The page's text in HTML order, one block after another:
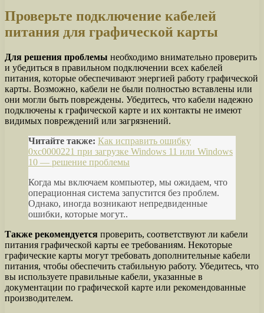
Проверьте подключение кабелей
питания для графической карты
Для решения проблемы необходимо внимательно проверить
и убедиться в правильном подключении всех кабелей
питания, которые обеспечивают энергией работу графической
карты. Возможно, кабели не были полностью вставлены или
они могли быть повреждены. Убедитесь, что кабели надежно
подключены к графической карте и их контакты не имеют
видимых повреждений или загрязнений.
Читайте также: Как исправить ошибку
0xc0000221 при загрузке Windows 11 или Windows
10 — решение проблемы
Когда мы включаем компьютер, мы ожидаем, что
операционная система запустится без проблем.
Однако, иногда возникают непредвиденные
ошибки, которые могут..
Также рекомендуется проверить, соответствуют ли кабели
питания графической карты ее требованиям. Некоторые
графические карты могут требовать дополнительные кабели
питания, чтобы обеспечить стабильную работу. Убедитесь, что
вы используете правильные кабели, указанные в
документации по графической карте или рекомендованные
производителем.